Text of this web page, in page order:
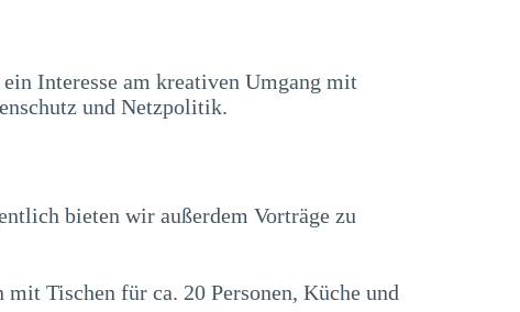
Interesse am kreativen Umgang mit
und Netzpolitik.
bieten wir außerdem Vorträge zu
Tischen für ca. 20 Personen, Küche und